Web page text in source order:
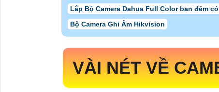
Lắp Bộ Camera Dahua Full Color ban đêm
Bộ Camera Ghi Âm Hikvision
VÀI NÉT VỀ